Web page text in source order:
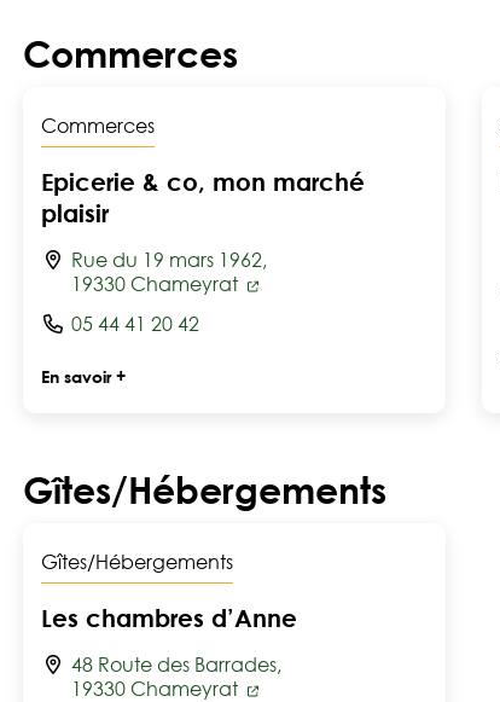
Commerces
Commerces
Epicerie & co, mon marché
plaisir
Rue du 19 mars 1962,
19330 Chameyrat
05 44 41 20 42
En savoir +
Gîtes/Hébergements
Gîtes/Hébergements
Les chambres d’Anne
48 Route des Barrades,
19330 Chameyrat